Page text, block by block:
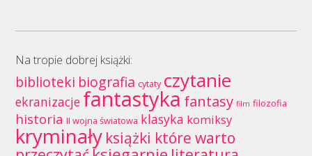
Na tropie dobrej książki:
biblioteki biografia cytaty czytanie
ekranizacje fantastykafantasy film filozofia
historia II wojna światowa klasyka komiksy
kryminały książki które warto